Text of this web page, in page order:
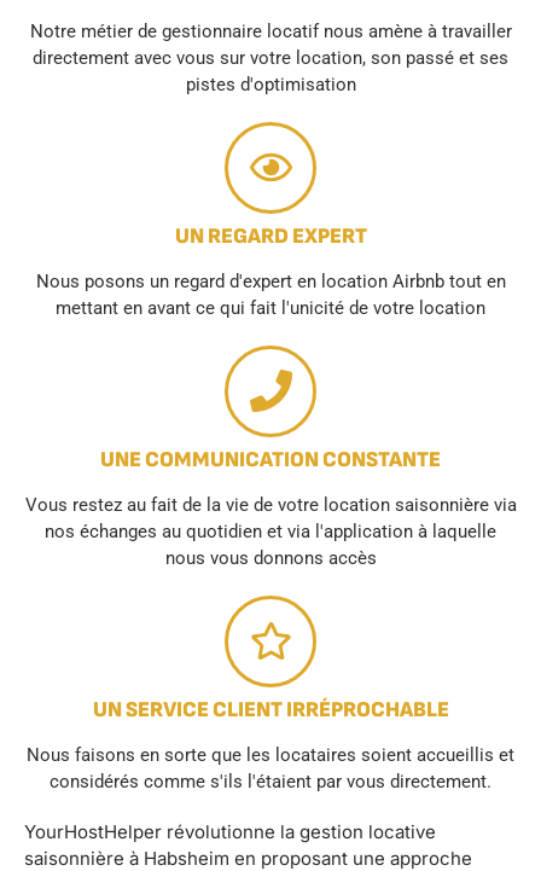
Notre métier de gestionnaire locatif nous amène à travailler
directement avec vous sur votre location, son passé et ses
pistes d'optimisation
UN REGARD EXPERT
Nous posons un regard d'expert en location Airbnb tout en
mettant en avant ce qui fait l'unicité de votre location
UNE COMMUNICATION CONSTANTE
Vous restez au fait de la vie de votre location saisonnière via
nos échanges au quotidien et via l'application à laquelle
nous vous donnons accès
UN SERVICE CLIENT IRRÉPROCHABLE
Nous faisons en sorte que les locataires soient accueillis et
considérés comme s'ils l'étaient par vous directement.
YourHostHelper révolutionne la gestion locative
saisonnière à Habsheim en proposant une approche